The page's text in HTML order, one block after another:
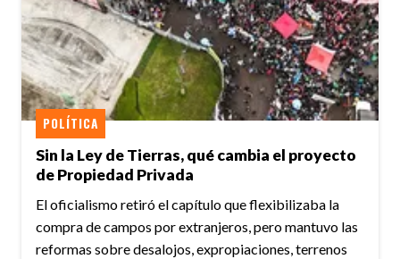
Sin la Ley de Tierras, qué cambia el proyecto
de Propiedad Privada
POLÍTICA
El oficialismo retiró el capítulo que flexibilizaba la
compra de campos por extranjeros, pero mantuvo las
reformas sobre desalojos, expropiaciones, terrenos